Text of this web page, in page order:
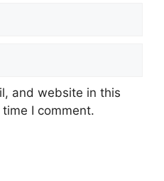
and website in this
I comment.